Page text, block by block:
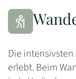
Die
erlebt. Beim